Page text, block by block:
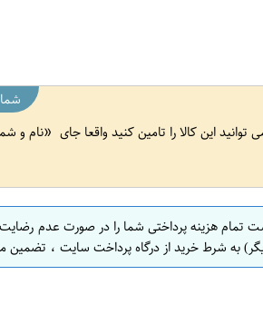
این کالا را تامین کنید واقعا جای
نام و
تمام هزینه پرداختی شما را در صورت عدم
به شرط خرید از درگاه پرداخت سایت ، تضمین